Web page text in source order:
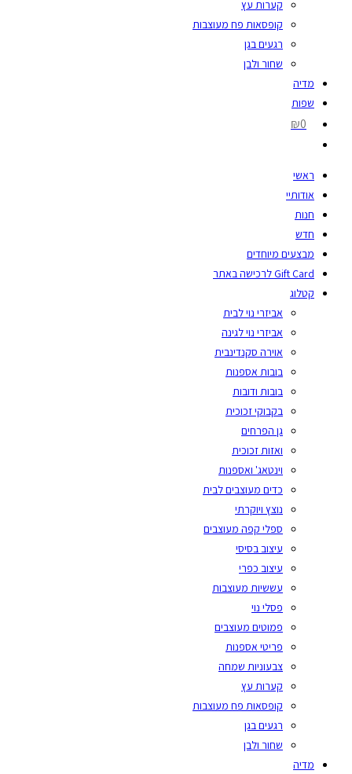
קערות עץ
קופסאות פח מעוצבות
רגעים בגן
שחור ולבן
מדיה
שפות
₪0
ראשי
אודותיי
חנות
חדש
מבצעים מיוחדים
Gift Card לרכישה באתר
קטלוג
אביזרי נוי לבית
אביזרי נוי לגינה
אוירה סקנדינבית
בובות אספנות
בובות ודובות
בקבוקי זכוכית
גן הפרחים
ואזות זכוכית
וינטאג' ואספנות
כדים מעוצבים לבית
נוצץ ויוקרתי
ספלי קפה מעוצבים
עיצוב בסיסי
עיצוב כפרי
עששיות מעוצבות
פסלי נוי
פמוטים מעוצבים
פריטי אספנות
צבעוניות שמחה
קערות עץ
קופסאות פח מעוצבות
רגעים בגן
שחור ולבן
מדיה